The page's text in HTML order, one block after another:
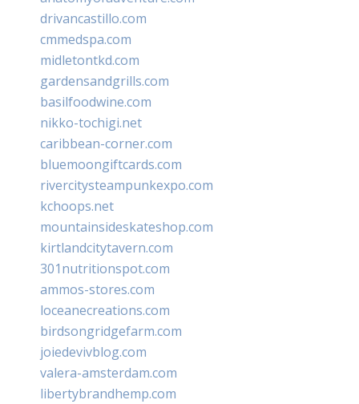
drivancastillo.com
cmmedspa.com
midletontkd.com
gardensandgrills.com
basilfoodwine.com
nikko-tochigi.net
caribbean-corner.com
bluemoongiftcards.com
rivercitysteampunkexpo.com
kchoops.net
mountainsideskateshop.com
kirtlandcitytavern.com
301nutritionspot.com
ammos-stores.com
loceanecreations.com
birdsongridgefarm.com
joiedevivblog.com
valera-amsterdam.com
libertybrandhemp.com